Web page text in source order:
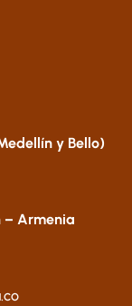
y Bello)
– Armenia